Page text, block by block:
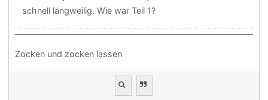
schnell langweilig. Wie war Teil 1?
Zocken und zocken lassen